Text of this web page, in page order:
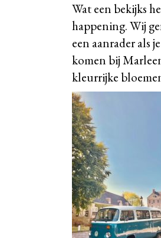
Wat een bekijks
happening. Wij
een aanrader als
komen bij
kleurrijke